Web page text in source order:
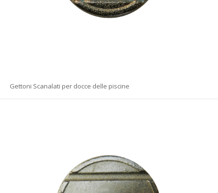
Gettoni Scanalati per docce delle piscine